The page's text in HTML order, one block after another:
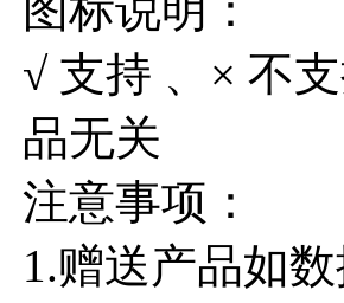
√ 支持 、× 不
品无关
注意事项：
1.赠送产品如